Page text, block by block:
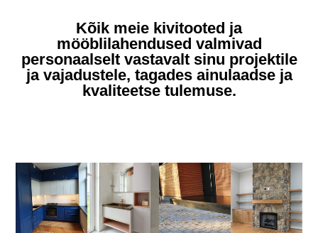
Kõik meie kivitooted ja
mööblilahendused valmivad
personaalselt vastavalt sinu projektile
ja vajadustele, tagades ainulaadse ja
kvaliteetse tulemuse.